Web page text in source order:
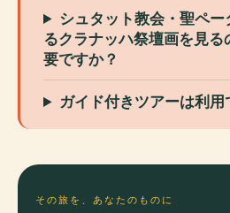
シュタット教会・聖ペ
るクラナッハ祭壇画を見る
要ですか？
ガイド付きツアーは利用
その旅を、あなたのものに